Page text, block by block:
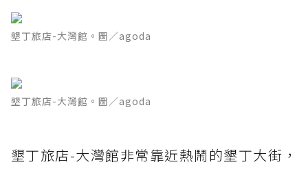
墾丁旅店-大灣館。圖／agoda
墾丁旅店-大灣館。圖／agoda
墾丁旅店-大灣館非常靠近熱鬧的墾丁大街，